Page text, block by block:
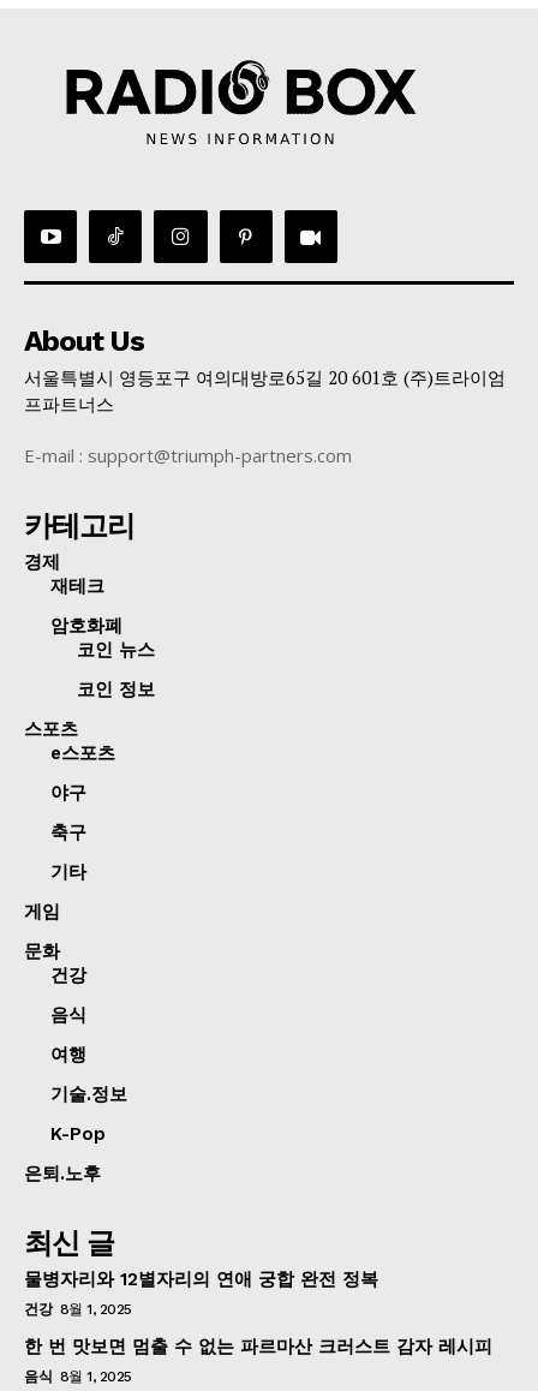
About Us
서울특별시 영등포구 여의대방로65길 20 601호 (주)트라이엄
프파트너스
E-mail : support@triumph-partners.com
카테고리
경제
재테크
암호화폐
코인 뉴스
코인 정보
스포츠
e스포츠
야구
축구
기타
게임
문화
건강
음식
여행
기술.정보
K-Pop
은퇴.노후
최신 글
물병자리와 12별자리의 연애 궁합 완전 정복
건강 8월 1, 2025
한 번 맛보면 멈출 수 없는 파르마산 크러스트 감자 레시피
음식 8월 1, 2025